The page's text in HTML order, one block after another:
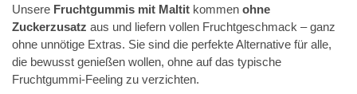
Unsere Fruchtgummis mit Maltit kommen ohne
Zuckerzusatz aus und liefern vollen Fruchtgeschmack – ganz
ohne unnötige Extras. Sie sind die perfekte Alternative für alle,
die bewusst genießen wollen, ohne auf das typische
Fruchtgummi-Feeling zu verzichten.